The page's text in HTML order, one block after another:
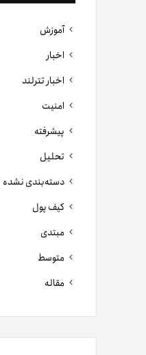
آموزش
اخبار
اخبار تترلند
امنیت
پیشرفته
تحلیل
دسته‌بندی نشده
کیف پول
مبتدی
متوسط
مقاله